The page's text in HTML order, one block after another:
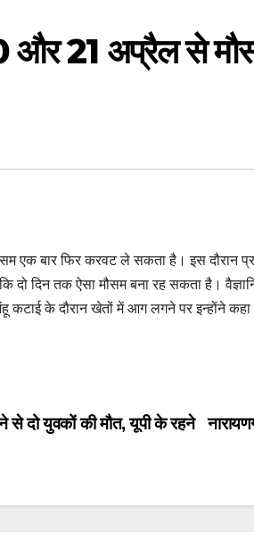
और 21 अप्रैल से
एक बार फिर करवट ले सकता है। इस दौरान
दो दिन तक ऐसा मौसम बना रह सकता है।
के दौरान खेतों में आग लगने पर इन्होंने कहा
दो युवकों की मौत, यूपी के रहने